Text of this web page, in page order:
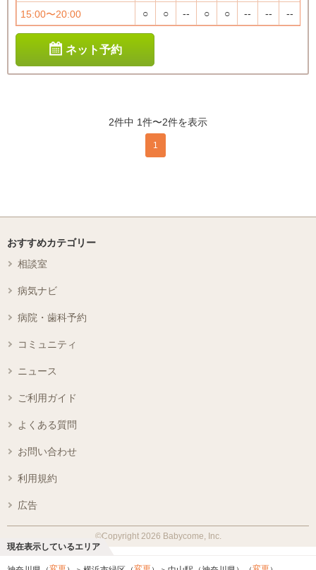
現在表示しているエリア
15:00〜20:00 ○ ○ -- ○ ○ -- -- --
ネット予約
2件中 1件〜2件を表示
1
おすすめカテゴリー
相談室
病気ナビ
病院・歯科予約
コミュニティ
ニュース
ご利用ガイド
よくある質問
お問い合わせ
利用規約
広告
©Copyright 2026 Babycome, Inc.